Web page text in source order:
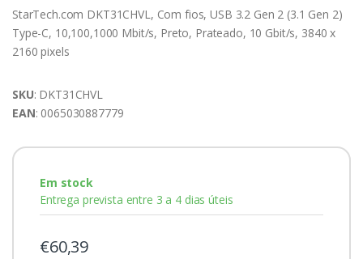
StarTech.com DKT31CHVL, Com fios, USB 3.2 Gen 2 (3.1 Gen 2)
Type-C, 10,100,1000 Mbit/s, Preto, Prateado, 10 Gbit/s, 3840 x
2160 pixels
SKU: DKT31CHVL
EAN: 0065030887779
Em stock
Entrega prevista entre 3 a 4 dias úteis
€60,39